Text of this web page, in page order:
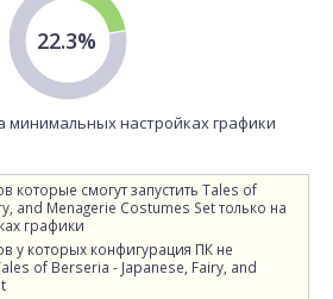
22.3%
минимальных настройках графики
которые смогут запустить Tales of
and Menagerie Costumes Set только на
графики
у которых конфигурация ПК не
of Berseria - Japanese, Fairy, and